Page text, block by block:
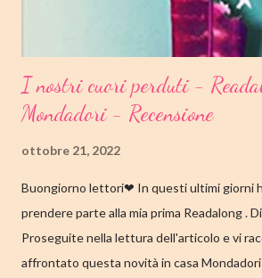
I nostri cuori perduti -
Mondadori - Recensione
ottobre 21, 2022
Buongiorno lettori❤ In questi ultimi giorni
prendere parte alla mia prima Readalong .
Proseguite nella lettura dell'articolo e vi
affrontato questa novità in casa Mondadori